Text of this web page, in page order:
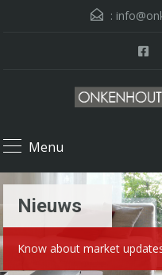
:
Menu
Nieuws
Know about market